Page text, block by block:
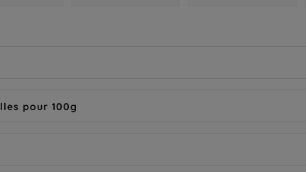
pour 100g